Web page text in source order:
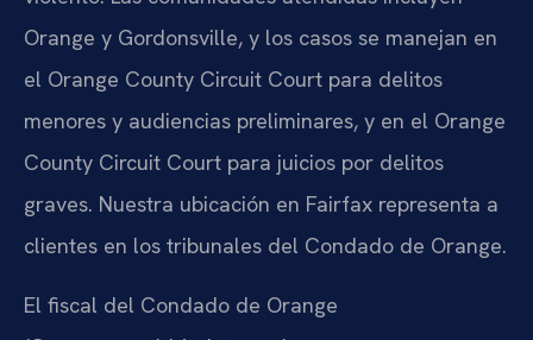
Orange y Gordonsville, y los casos se manejan en
el Orange County Circuit Court para delitos
menores y audiencias preliminares, y en el Orange
County Circuit Court para juicios por delitos
graves. Nuestra ubicación en Fairfax representa a
clientes en los tribunales del Condado de Orange.
El fiscal del Condado de Orange